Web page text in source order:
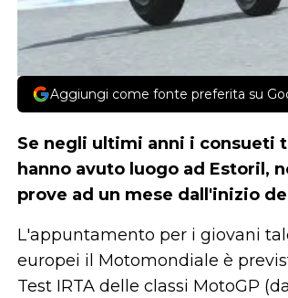
Aggiungi come fonte preferita su
Se negli ultimi anni i consueti
hanno avuto luogo ad Estoril,
prove ad un mese dall'inizio
L'appuntamento per i giovani
europei il Motomondiale è
Test IRTA delle classi MotoGP